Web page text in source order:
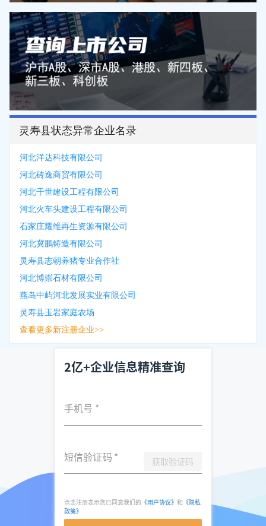
灵寿县状态异常企业名录
河北洋达科技有限公司
河北砖逸商贸有限公司
河北千世建设工程有限公司
河北火车头建设工程有限公司
石家庄耀维再生资源有限公司
河北冀鹏铸造有限公司
灵寿县志朝养猪专业合作社
河北博崇石材有限公司
燕岛中屿河北发展实业有限公司
灵寿县玉岩家庭农场
查看更多新注册企业>>
2亿+企业信息精准查询
手机号 *
短信验证码 * 获取验证码
点击注册表示您已同意我们的 《用户协议》 和 《隐私
政策》